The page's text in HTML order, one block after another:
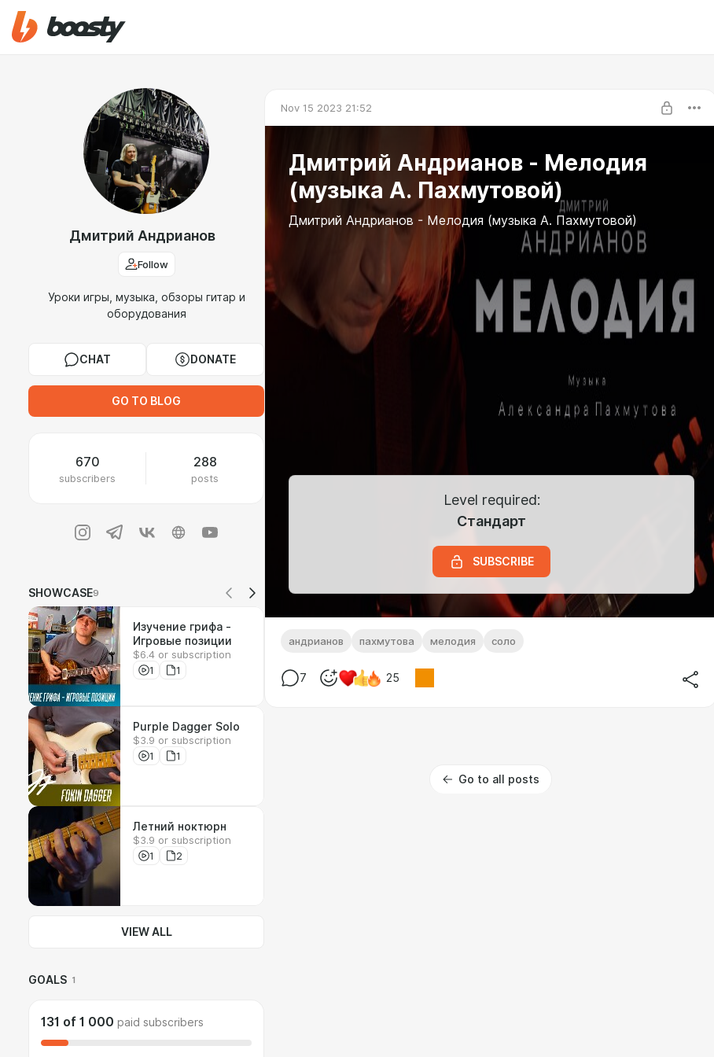
Дмитрий Андрианов
Follow
Уроки игры, музыка, обзоры гитар и
оборудования
CHAT DONATE
GO TO BLOG
670
subscribers
288
posts
SHOWCASE9
Изучение грифа -
Игровые позиции
$6.4 or subscription
1
1
Purple Dagger Solo
$3.9 or subscription
1
1
Летний ноктюрн
$3.9 or subscription
1
2
VIEW ALL
GOALS 1
131 of 1 000 paid subscribers
Nov 15 2023 21:52
Дмитрий Андрианов - Мелодия
(музыка А. Пахмутовой)
Дмитрий Андрианов - Мелодия (музыка А. Пахмутовой)
Level required:
Стандарт
SUBSCRIBE
андрианов пахмутова мелодия соло
7 25
Go to all posts